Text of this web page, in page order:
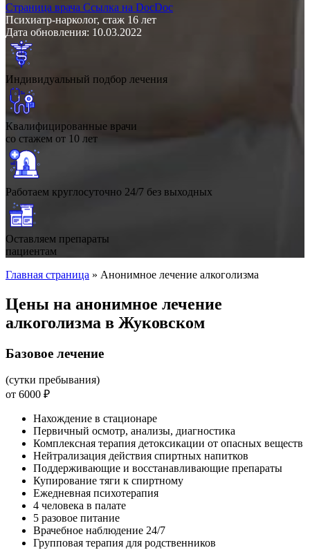
Страница врача Ссылка на DocDoc
Психиатр-нарколог, стаж 16 лет
Дата обновления: 10.03.2022
Индивидуальный подбор лечения
Квалифицированные врачи
со стажем от 10 лет
Работаем круглосуточно 24/7 без выходных
Оставляем препараты
пациентам
Главная страница » Анонимное лечение алкоголизма
Цены на анонимное лечение
алкоголизма в Жуковском
Базовое лечение
(сутки пребывания)
от 6000 ₽
Нахождение в стационаре
Первичный осмотр, анализы, диагностика
Комплексная терапия детоксикации от опасных веществ
Нейтрализация действия спиртных напитков
Поддерживающие и восстанавливающие препараты
Купирование тяги к спиртному
Ежедневная психотерапия
4 человека в палате
5 разовое питание
Врачебное наблюдение 24/7
Групповая терапия для родственников